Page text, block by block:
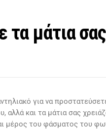
τα μάτια
για να
αλλά και τα μάτια σας
μέρος του φάσματος του